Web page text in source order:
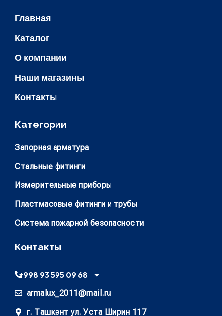
Главная
Каталог
О компании
Наши магазины
Контакты
Категории
Запорная арматура
Стальные фитинги
Измерительные приборы
Пластмасовые фитинги и трубы
Система пожарной безопасности
Контакты
+998 93 595 09 68
armalux_2011@mail.ru
г. Ташкент ул. Уста Ширин 117